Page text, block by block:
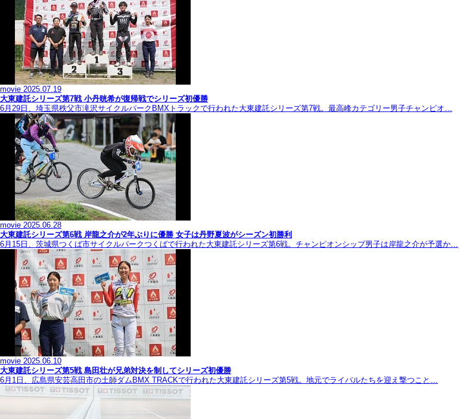
movie 2025.07.19
大東建託シリーズ第7戦 ⼩丹晄希が復帰戦でシリーズ初優勝
6月29日、埼玉県秩父市滝沢サイクルパークBMXトラックで行われた大東建託シリーズ第7戦。最高峰カテゴリー男子チャンピオ…
movie 2025.06.28
大東建託シリーズ第6戦 岸龍之介が2年ぶりに優勝 女子は丹野夏波がシーズン初勝利
6月15日、茨城県つくば市サイクルパークつくばで行われた大東建託シリーズ第6戦。チャンピオンシップ男子は岸龍之介が予選か…
movie 2025.06.10
大東建託シリーズ第5戦 島田壮が兄弟対決を制してシリーズ初優勝
6月1日、広島県安芸高田市の土師ダムBMX TRACKで行われた大東建託シリーズ第5戦。地元でライバルたちを迎え撃つこと…